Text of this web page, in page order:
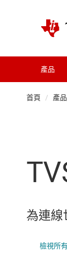
產品
首頁 / 產品
為連線
檢視所